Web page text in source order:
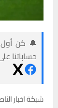
🔔 كن أول
حساباتنا
شبكة اخبار